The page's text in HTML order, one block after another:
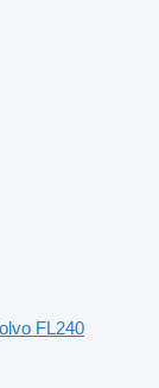
FL240